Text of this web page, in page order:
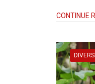
CONTINUE